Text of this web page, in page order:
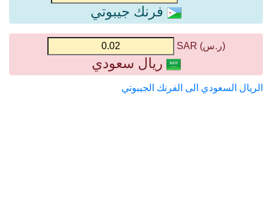
فرنك جيبوتي
(ر.س) SAR
ريال سعودي
الريال السعودي الى الفرنك الجيبوتي